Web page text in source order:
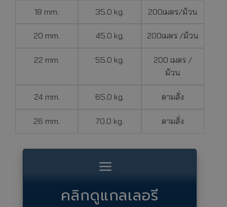
18 mm. 35.0 kg. 200เมตร/ม้วน
20 mm. 45.0 kg. 200เมตร /ม้วน
22 mm. 55.0 kg.
200 เมตร /
ม้วน
24 mm. 65.0 kg. ตามสั่ง
26 mm. 70.0 kg. ตามสั่ง
คลิกดูแกลเลอรี